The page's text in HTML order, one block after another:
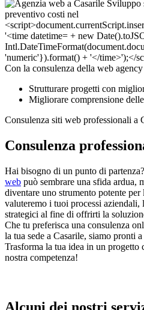
Con la consulenza della web
Strutturare progetti con
Migliorare comprensione
Consulenza siti web professionali a
Consulenza
Hai bisogno di un punto di
web può sembrare una sfida ardua,
diventare uno strumento potente
valuteremo i tuoi processi aziendali,
strategici al fine di offrirti la
Che tu preferisca una consulenza
la tua sede a Casarile, siamo pronti
Trasforma la tua idea in un progetto
nostra competenza!